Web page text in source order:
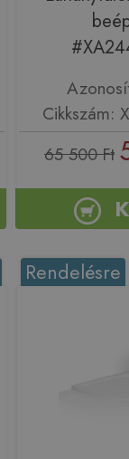
Cikkszám:
65 500 Ft
Rendelésre